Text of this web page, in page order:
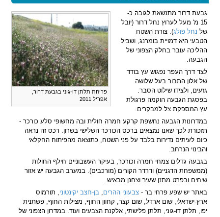
פריחת תלתן דו-גוני בגבעת דרור,
אפריל 2011
גבעת דרור מתנשאת לגובה כ-
15 מ' מעל לערוץ נחל דרור (יובל
של נחל פולג). צורת השטח
הטבעי היא דמויית בומרנג, ושביל
ההליכה עובר בחלק הצפוני של
הגבעה.
לצד דרך העפר נפגוש עץ בודד
של אלון התבור בעל שלושה
גזעים, ולצידו שילוט הסבר.
בפסגת הגבעה הוקמה פרגולת
עץ המספקת צל למבקרים.
במדרונות הגבעה נחשפת קרקע חמרה חולית ובה מחשופי סלע כורכר -
תזכורת לכך שאנו נמצאים ברכס הכורכר השלישי בשרון. רכס זה נראה
כיום לעיתים נדירות בלבד על פני השטח, כתוצאה מהפיתוח החקלאי
והבינוי הנרחב.
בגבעה גדלים צמחי חמרה וכורכר, בעיקר העשבוניים חילף החולות
(ממשפחת הדגניים) ודרדר הקורים (מורכבים). במערב הגבעה יש אזור
שיחים ובפרט מתנן שעיר וצחנן מבאיש.
באתר יש שפע פרחי בר - צבעוני ההרים בן-חצב יקינטוני , תורמוס
ארץ-ישראלי, שום ארדל, שום קצר, קחוון החוף, מצילות החוף, פשתנית
יפו, תלתן דו-גוני, תלתן פלישתי, אלקנת הצבעים ועוד. במדרון הצפוני של